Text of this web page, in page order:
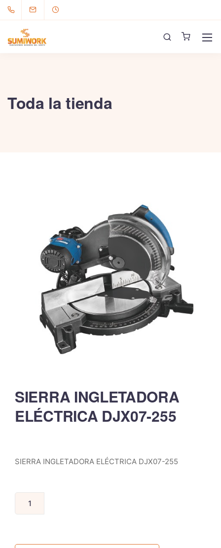
Toda la tienda
SIERRA INGLETADORA
ELÉCTRICA DJX07-255
SIERRA INGLETADORA ELÉCTRICA DJX07-255